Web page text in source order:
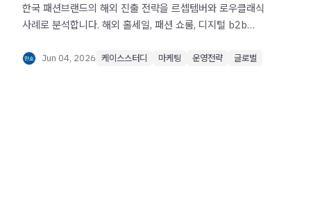
한국 패션브랜드의 해외 진출 전략을 르셉템버와 로우클래식
사례로 분석합니다. 해외 홀세일, 패션 쇼룸, 디지털 b2b
수 있는 브랜드 구조 및 전략을 확인해보세요.
Jun 04, 2026 케이스스터디 마케팅 운영전략 글로벌